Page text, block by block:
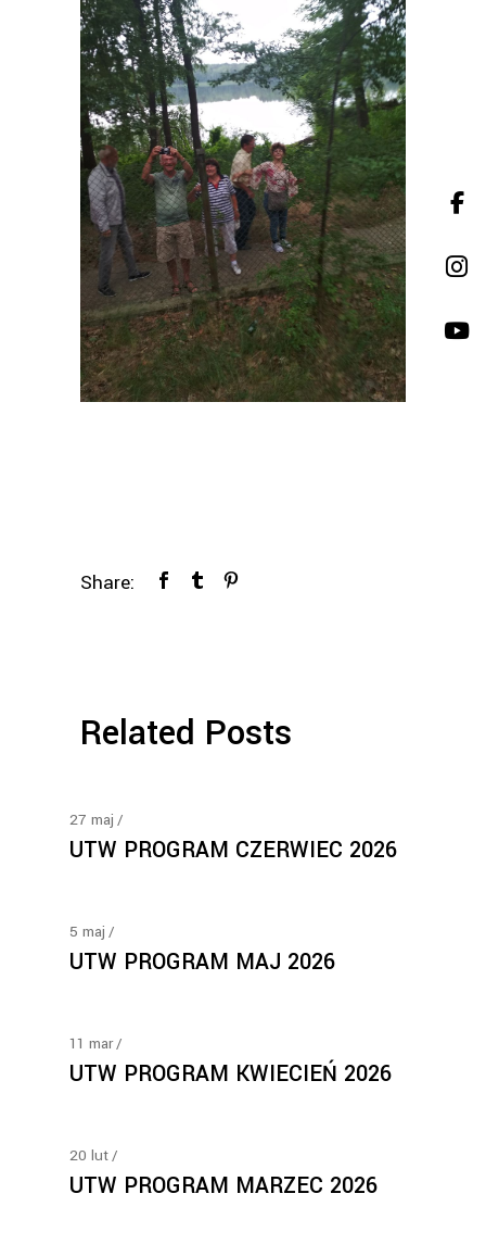
Share:
Related Posts
27 maj
UTW PROGRAM CZERWIEC 2026
5 maj
UTW PROGRAM MAJ 2026
11 mar
UTW PROGRAM KWIECIEŃ 2026
20 lut
UTW PROGRAM MARZEC 2026